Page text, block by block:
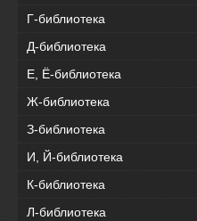
Г-библиотека
Д-библиотека
Е, Ё-библиотека
Ж-библиотека
З-библиотека
И, Й-библиотека
К-библиотека
Л-библиотека